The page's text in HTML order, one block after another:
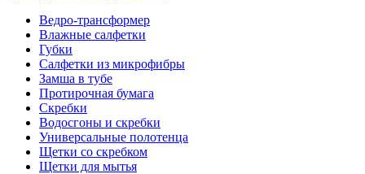
Ведро-трансформер
Влажные салфетки
Губки
Салфетки из микрофибры
Замша в тубе
Протирочная бумага
Скребки
Водосгоны и скребки
Универсальные полотенца
Щетки со скребком
Щетки для мытья